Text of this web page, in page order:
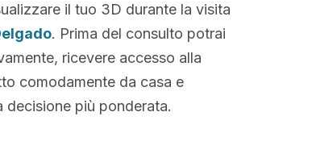
il tuo 3D durante la visita
. Prima del consulto potrai
ricevere accesso alla
comodamente da casa e
più ponderata.